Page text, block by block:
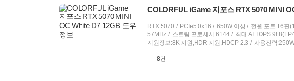
COLORFUL iGame 지포스 RTX 5070 MINI
RTX 5070 PCIe5.0x16 650W 이상 전원 포트:16핀
57MHz
스트림 프로세서:6144 최대 AI
지원정보:8K 지원,HDR 지원,HDCP 2.3
사용전력:250W
상
8건